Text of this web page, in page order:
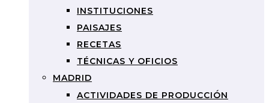
INSTITUCIONES
PAISAJES
RECETAS
TÉCNICAS Y OFICIOS
MADRID
ACTIVIDADES DE PRODUCCIÓN